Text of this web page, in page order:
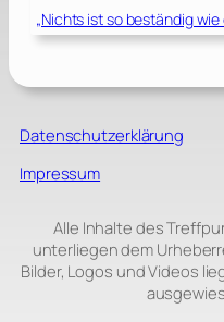
„Nichts ist so beständig wie
Datenschutzerklärung
Impressum
Alle Inhalte des
unterliegen dem
Bilder, Logos und Videos